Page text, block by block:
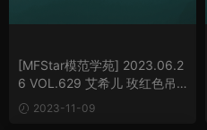
[MFStar模范学苑] 2023.06.2
6 VOL.629 艾希儿 玫红色吊
带短裙[58P/592MB]
2023-11-09